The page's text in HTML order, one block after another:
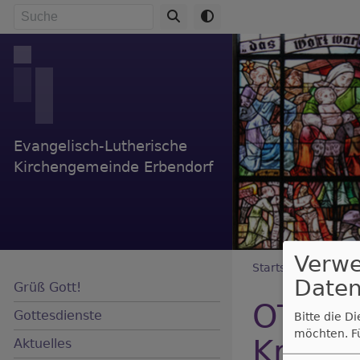
Direkt
Inhalt
Evangelisch-Lutherische
Kirchengemeinde Erbendorf
Grüß Gott!
Gottesdienste
Aktuelles
Startseite OTV
OTV
Bitte die
möchten.